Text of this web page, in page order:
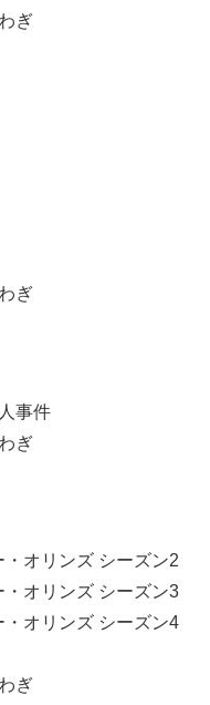
ぎ
ぎ
事件
ぎ
・オリンズ シーズン2
・オリンズ シーズン3
・オリンズ シーズン4
ぎ